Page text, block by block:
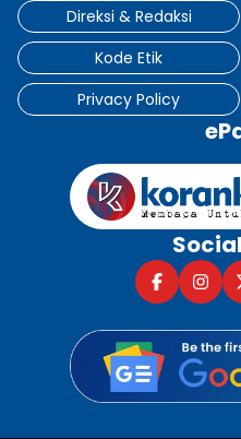
Direksi & Redaksi
Kode Etik
Privacy Policy